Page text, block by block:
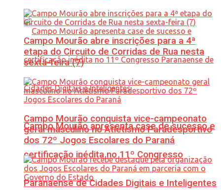
Campo Mourão apresenta case de sucesso e
certificação inédita no 11º Congresso
Paranaense de Cidades Digitais e Inteligentes
Campo Mourão abre inscrições para a 4ª
etapa do Circuito de Corridas de Rua nesta
sexta-feira (7)
Campo Mourão conquista vice-campeonato
geral masculino no Atletismo Paradesportivo
dos 72º Jogos Escolares do Paraná